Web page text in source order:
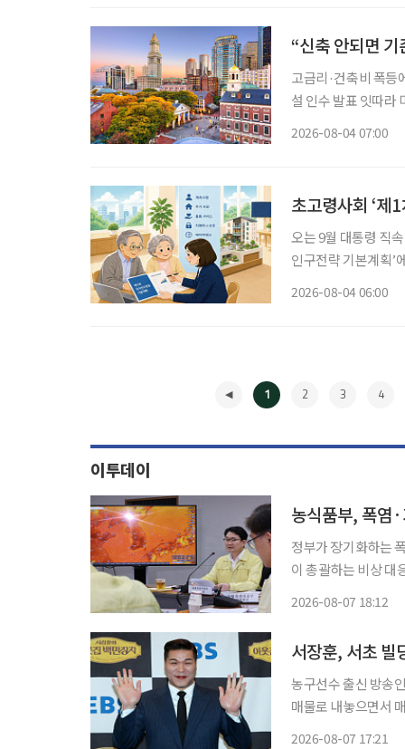
“신축 안되면
고금리·건축비 폭등에 신규 개발 ‘스톱’ 입주율
설 인수 발표 잇따라 미국 고령자 주거시설 시장에 지각변동이 나타나고 있다. 고령화로 입주
2026-08-04 07:00
초고령사회 ‘제
오는 9월 대통령 직
인구전략 기본계획’에 관심이 모이고 있다.
2026-08-04 06:00
1 2 3 4
이투데이
농식품부, 폭염
정부가 장기화하는
이 총괄하는 비상 대
2026-08-07 18:12
서장훈, 서초
농구선수 출신 방송
매물로 내놓으면서 매
2026-08-07 17:21